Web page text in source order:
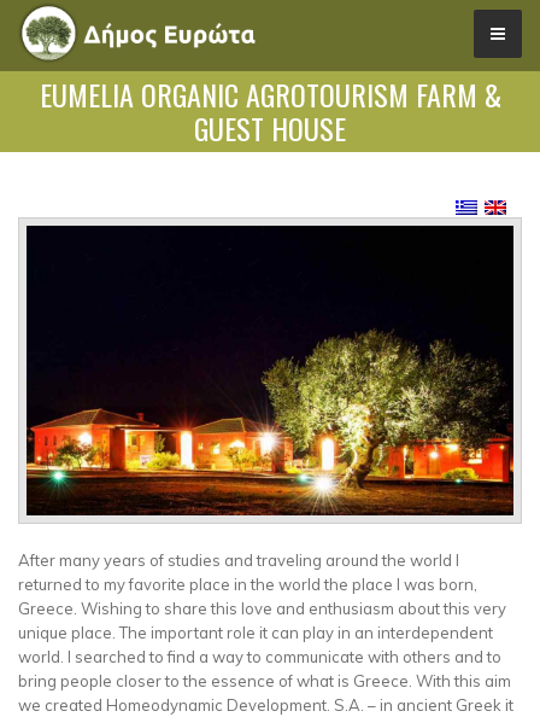
EUMELIA ORGANIC AGROTOURISM FARM &
GUEST HOUSE
After many years of studies and traveling around the world I
returned to my favorite place in the world the place I was born,
Greece. Wishing to share this love and enthusiasm about this very
unique place. The important role it can play in an interdependent
world. I searched to find a way to communicate with others and to
bring people closer to the essence of what is Greece. With this aim
we created Homeodynamic Development. S.A. – in ancient Greek it